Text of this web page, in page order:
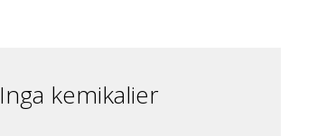
Inga kemikalier